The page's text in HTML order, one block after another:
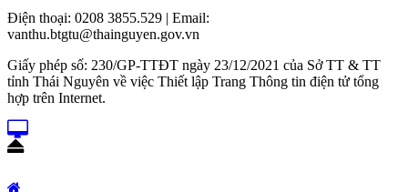
Điện thoại: 0208 3855.529 | Email:
vanthu.btgtu@thainguyen.gov.vn
Giấy phép số: 230/GP-TTĐT ngày 23/12/2021 của Sở TT & TT
tỉnh Thái Nguyên về việc Thiết lập Trang Thông tin điện tử tổng
hợp trên Internet.